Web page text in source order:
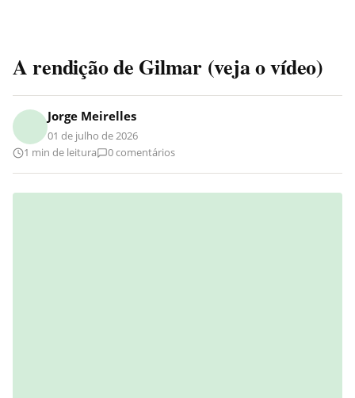
A rendição de Gilmar (veja o vídeo)
Jorge Meirelles
01 de julho de 2026
1 min de leitura
0 comentários